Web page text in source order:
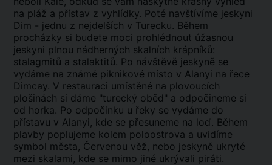
na pláž a přístav z vyhlídky. Poté navštívíme jeskyni
Dim - jednu z nejdelších v Turecku. Během
procházky si budete moci prohlédnout úžasnou
jeskyni plnou nádherných skalních krápníků:
stalagmitů a stalaktitů. Po návštěvě jeskyně se
vydáme na známé piknikové místo v Alanyi na řece
Dimcay. V restauraci umístěné na plovoucích
plošinách si dáme "turecký oběd" a odpočineme si
od horka. Po odpočinku u řeky se vydáme do
přístavu v Alanyi, kde se přesuneme na loď. Během
plavby poplujeme kolem poloostrova a uvidíme
symbol města, Červenou věž, nebo jeskyně ukryté
mezi skalami, kde se mimo jiné ukrývali piráti.